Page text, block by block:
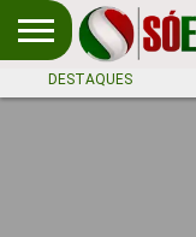
NOTÍCIA
ESPORTIVA
O SÓ
NOTÍCIAS
APOSTAS
DESTAQUES